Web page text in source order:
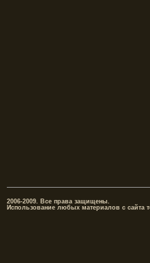
2006-2009. Все права защищены.
Использование любых материалов с сайта